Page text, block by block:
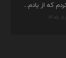
دانلود آهنگ رامین بی باک به نام سفر کردم که از یادم بری دیدم نمیشه